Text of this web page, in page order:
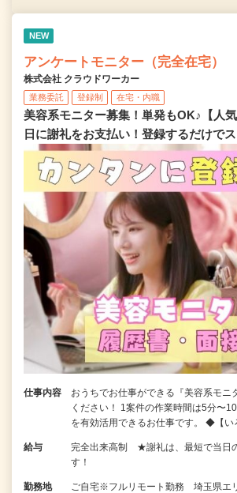
NEW
アンケートモニター（完全在宅）
株式会社 クラウドワーカー
業務委託 登録制 在宅・内職
美容系モニター募集！単発もOK♪【人
日に謝礼をお支払い！登録するだけでス
仕事内容
おうちでお仕事ができる『美容系モニ
ください！ 1案件の作業時間は5分〜
を有効活用できるお仕事です。 ◆【
給与
完全出来高制 ★謝礼は、最短で当日
す！
勤務地
ご自宅※フルリモート勤務 埼玉県エ